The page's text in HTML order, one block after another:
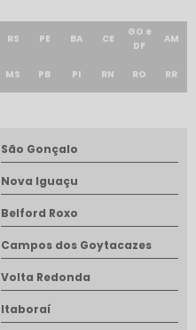
RS PE BA CE
GO e
DF
AM
MS PB PI RN RO RR
São Gonçalo
Nova Iguaçu
Belford Roxo
Campos dos Goytacazes
Volta Redonda
Itaboraí